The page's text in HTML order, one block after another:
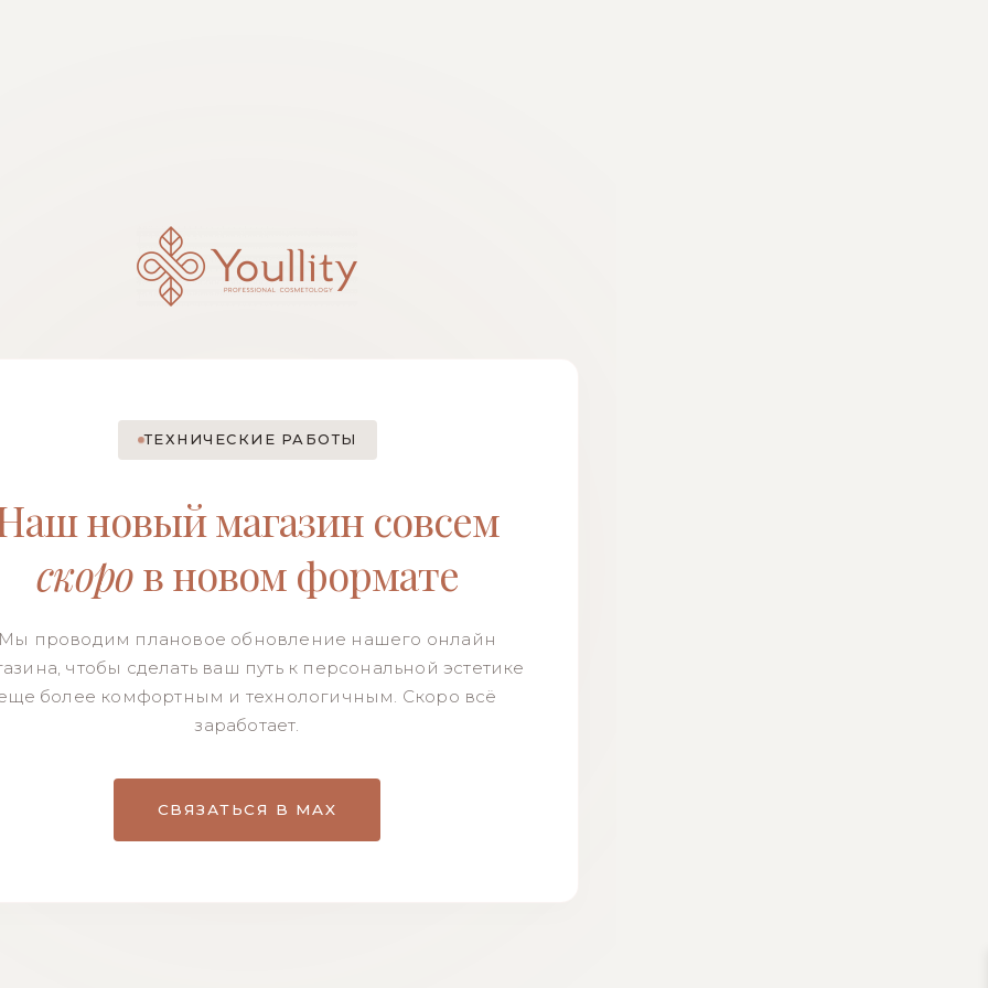
ТЕХНИЧЕСКИЕ РАБОТЫ
новый магазин совсем
скоров новом формате
проводим плановое обновление нашего онлайн
чтобы сделать ваш путь к персональной эстетике
более комфортным и технологичным. Скоро всё
заработает.
СВЯЗАТЬСЯ В MAX